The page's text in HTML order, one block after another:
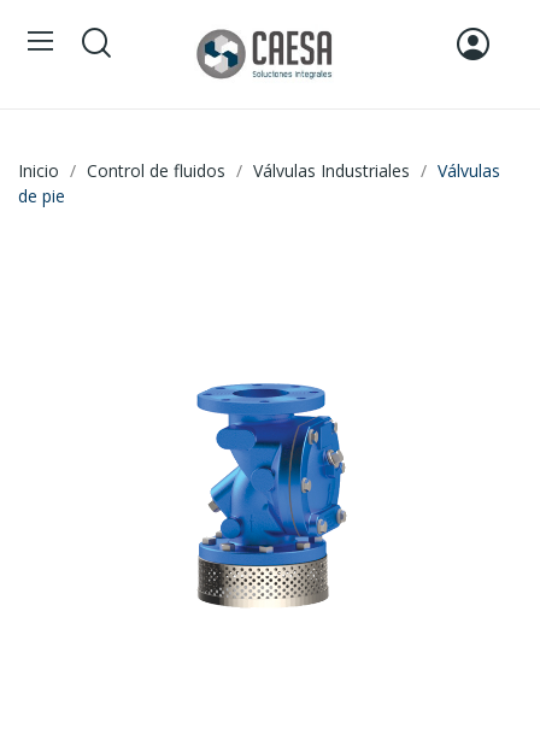
Inicio Control de fluidos Válvulas Industriales
Válvulas
de pie